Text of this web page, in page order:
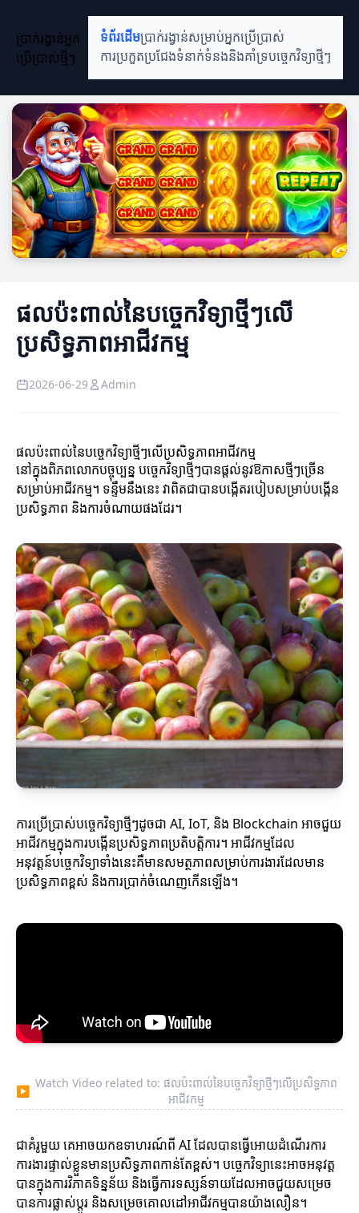
ប្រាក់រង្វាន់អ្នក
ប្រើប្រាស់ថ្មីៗ
ទំព័រដើមប្រាក់រង្វាន់សម្រាប់អ្នកប្រើប្រាស់
ការប្រកួតប្រជែងទំនាក់ទំនងនិងគាំទ្របច្ចេកវិទ្យាថ្មីៗ
ផលប៉ះពាល់នៃបច្ចេកវិទ្យាថ្មីៗលើ
ប្រសិទ្ធភាពអាជីវកម្ម
2026-06-29 Admin
ផលប៉ះពាល់នៃបច្ចេកវិទ្យាថ្មីៗលើប្រសិទ្ធភាពអាជីវកម្ម
នៅក្នុងពិភពលោកបច្ចុប្បន្ន បច្ចេកវិទ្យាថ្មីៗបានផ្តល់នូវឱកាសថ្មីៗច្រើន
សម្រាប់អាជីវកម្ម។ ទន្ទឹមនឹងនេះ វាពិតជាបានបង្កើតរបៀបសម្រាប់បង្កើន
ប្រសិទ្ធភាព និងការចំណាយផងដែរ។
ការប្រើប្រាស់បច្ចេកវិទ្យាថ្មីៗដូចជា AI, IoT, និង Blockchain អាចជួយ
អាជីវកម្មក្នុងការបង្កើនប្រសិទ្ធភាពប្រតិបត្តិការ។ អាជីវកម្មដែល
អនុវត្តន៍បច្ចេកវិទ្យាទាំងនេះគឺមានសមត្ថភាពសម្រាប់ការងារដែលមាន
ប្រសិទ្ធភាពខ្ពស់ និងការប្រាក់ចំណេញកើនឡើង។
▶
Watch Video related to: ផលប៉ះពាល់នៃបច្ចេកវិទ្យាថ្មីៗលើប្រសិទ្ធភាព
អាជីវកម្ម
ជាគំរូមួយ គេអាចយកឧទាហរណ៍ពី AI ដែលបានធ្វើអោយដំណើរការ
ការងារផ្ទាល់ខ្លួនមានប្រសិទ្ធភាពកាន់តែខ្ពស់។ បច្ចេកវិទ្យានេះអាចអនុវត្ត
បានក្នុងការវិភាគទិន្នន័យ និងធ្វើការទស្សន៍ទាយដែលអាចជួយសម្រេច
បានការផ្លាស់ប្ដូរ និងសម្រេចគោលដៅអាជីវកម្មបានយ៉ាងលឿន។